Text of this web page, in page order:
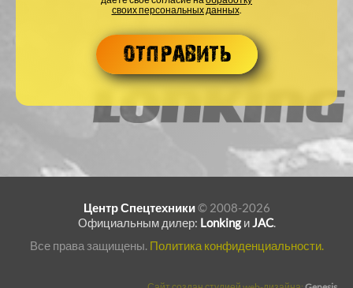
своих персональных данных.
Центр Спецтехники© 2008-2026
Официальным дилер: LonkingиJAC.
Все права защищены. Политика конфиденциальности.